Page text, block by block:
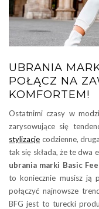
UBRANIA
POŁĄCZ NA
KOMFORTEM!
Ostatnimi czasy w
zarysowujące się
stylizacje codzienne,
tak się składa, że te dwa
ubrania marki Basic
to koniecznie musisz ją
połączyć najnowsze
BFG jest to turecki